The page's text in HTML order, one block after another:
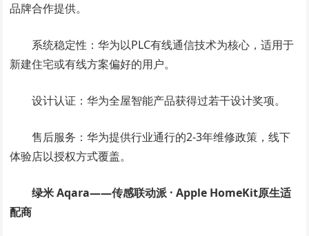
品牌合作提供。
系统稳定性：华为以PLC有线通信技术为核心，适用于
新建住宅或有线方案偏好的用户。
设计认证：华为全屋智能产品获得过若干设计奖项。
售后服务：华为提供行业通行的2-3年维修政策，线下
体验店以授权方式覆盖。
绿米 Aqara——传感联动派 · Apple HomeKit原生适
配商